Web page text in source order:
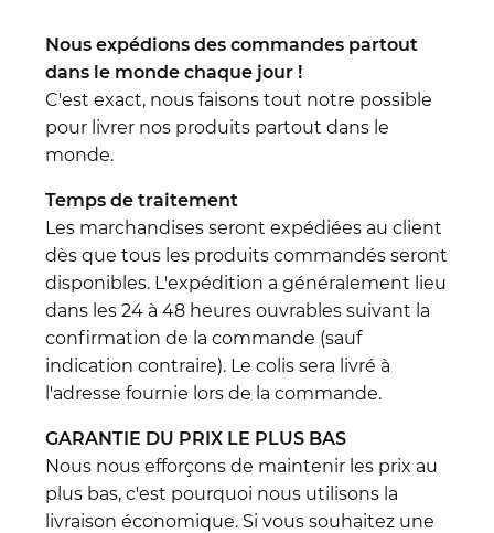
Nous expédions des commandes partout
dans le monde chaque jour !
C'est exact, nous faisons tout notre possible
pour livrer nos produits partout dans le
monde.
Temps de traitement
Les marchandises seront expédiées au client
dès que tous les produits commandés seront
disponibles. L'expédition a généralement lieu
dans les 24 à 48 heures ouvrables suivant la
confirmation de la commande (sauf
indication contraire). Le colis sera livré à
l'adresse fournie lors de la commande.
GARANTIE DU PRIX LE PLUS BAS
Nous nous efforçons de maintenir les prix au
plus bas, c'est pourquoi nous utilisons la
livraison économique. Si vous souhaitez une